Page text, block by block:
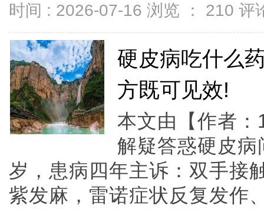
时间 : 2026-07-16 浏览 ： 210 评
硬皮病吃什么
方既可见效!
本文由【作者
解疑答惑硬皮
岁，患病四年主诉：双手接
紫发麻，雷诺症状反复发作